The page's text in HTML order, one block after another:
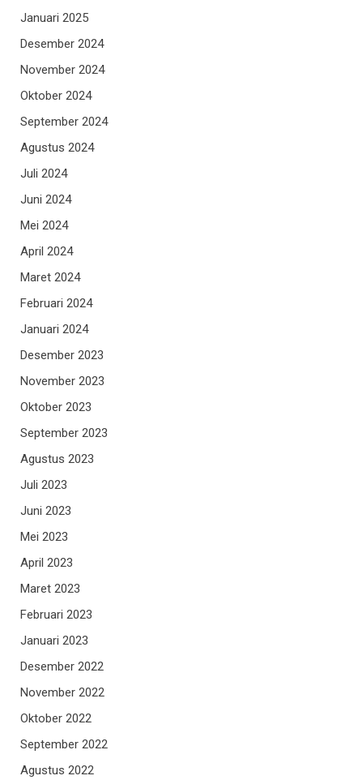
Januari 2025
Desember 2024
November 2024
Oktober 2024
September 2024
Agustus 2024
Juli 2024
Juni 2024
Mei 2024
April 2024
Maret 2024
Februari 2024
Januari 2024
Desember 2023
November 2023
Oktober 2023
September 2023
Agustus 2023
Juli 2023
Juni 2023
Mei 2023
April 2023
Maret 2023
Februari 2023
Januari 2023
Desember 2022
November 2022
Oktober 2022
September 2022
Agustus 2022